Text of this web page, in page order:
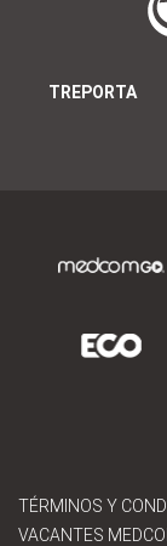
TREPORTA
TÉRMINOS Y
VACANTES